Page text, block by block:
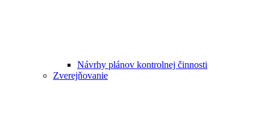
Návrhy plánov kontrolnej činnosti
Zverejňovanie